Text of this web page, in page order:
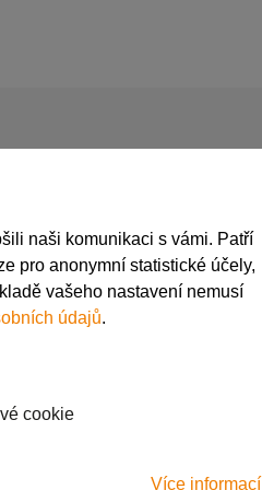
naši komunikaci s vámi. Patří
pro anonymní statistické účely,
vašeho nastavení nemusí
údajů.
cookie
Více informací